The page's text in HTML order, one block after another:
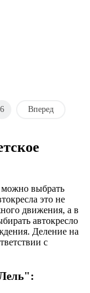
6 Вперед
можно выбрать
это не
движения, а в
автокресло
Деление на
с